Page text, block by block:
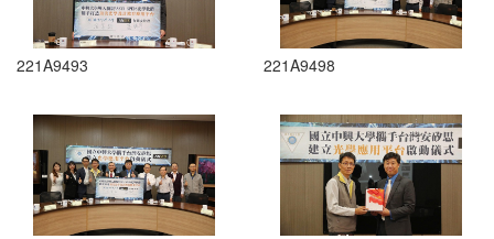
221A9493 221A9498